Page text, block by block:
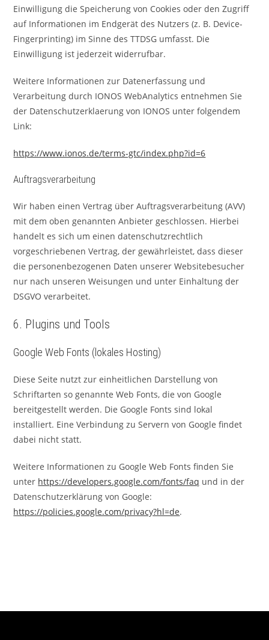
Einwilligung die Speicherung von Cookies oder den Zugriff
auf Informationen im Endgerät des Nutzers (z. B. Device-
Fingerprinting) im Sinne des TTDSG umfasst. Die
Einwilligung ist jederzeit widerrufbar.
Weitere Informationen zur Datenerfassung und
Verarbeitung durch IONOS WebAnalytics entnehmen Sie
der Datenschutzerklaerung von IONOS unter folgendem
Link:
https://www.ionos.de/terms-gtc/index.php?id=6
Auftragsverarbeitung
Wir haben einen Vertrag über Auftragsverarbeitung (AVV)
mit dem oben genannten Anbieter geschlossen. Hierbei
handelt es sich um einen datenschutzrechtlich
vorgeschriebenen Vertrag, der gewährleistet, dass dieser
die personenbezogenen Daten unserer Websitebesucher
nur nach unseren Weisungen und unter Einhaltung der
DSGVO verarbeitet.
6. Plugins und Tools
Google Web Fonts (lokales Hosting)
Diese Seite nutzt zur einheitlichen Darstellung von
Schriftarten so genannte Web Fonts, die von Google
bereitgestellt werden. Die Google Fonts sind lokal
installiert. Eine Verbindung zu Servern von Google findet
dabei nicht statt.
Weitere Informationen zu Google Web Fonts finden Sie
unter https://developers.google.com/fonts/faq und in der
Datenschutzerklärung von Google:
https://policies.google.com/privacy?hl=de.